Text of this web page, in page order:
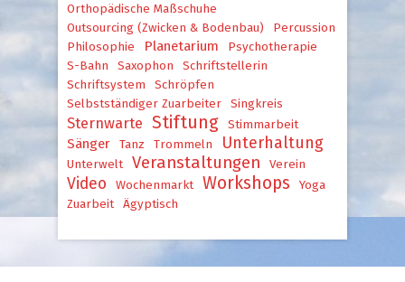
Orthopädische Maßschuhe
Outsourcing (Zwicken & Bodenbau)
Percussion
Philosophie
Planetarium
Psychotherapie
S-Bahn
Saxophon
Schriftstellerin
Schriftsystem
Schröpfen
Selbstständiger Zuarbeiter
Singkreis
Sternwarte Stiftung Stimmarbeit
Sänger Tanz Trommeln Unterhaltung
Unterwelt Veranstaltungen Verein
Video Wochenmarkt Workshops
Yoga
Zuarbeit
Ägyptisch